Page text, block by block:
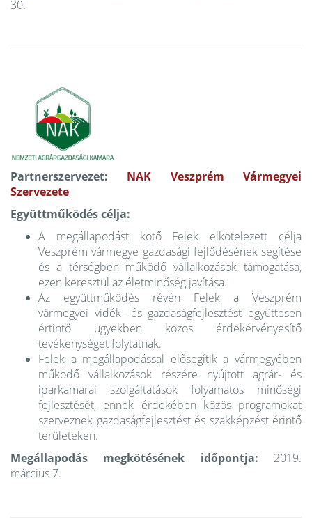
30.
Partnerszervezet: NAK Veszprém Vármegyei
Szervezete
Együttműködés célja:
A megállapodást kötő Felek elkötelezett célja
Veszprém vármegye gazdasági fejlődésének segítése
és a térségben működő vállalkozások támogatása,
ezen keresztül az életminőség javítása.
Az együttműködés révén Felek a Veszprém
vármegyei vidék- és gazdaságfejlesztést együttesen
értintő ügyekben közös érdekérvényesítő
tevékenységet folytatnak.
Felek a megállapodással elősegítik a vármegyében
működő vállalkozások részére nyújtott agrár- és
iparkamarai szolgáltatások folyamatos minőségi
fejlesztését, ennek érdekében közös programokat
szerveznek gazdaságfejlesztést és szakképzést érintő
területeken.
Megállapodás megkötésének időpontja: 2019.
március 7.